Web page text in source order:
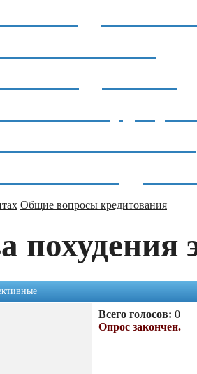
Общие вопросы кредитования
Всего голосов: 0
Опрос закончен.